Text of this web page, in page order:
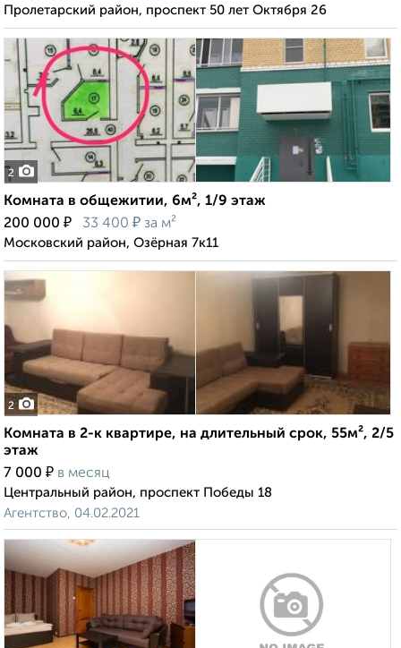
Пролетарский район, проспект 50 лет Октября 26
2
Комната в общежитии, 6м², 1/9 этаж
200 000 ₽ 33 400 ₽ за м²
Московский район, Озёрная 7к11
2
Комната в 2-к квартире, на длительный срок, 55м², 2/5
этаж
7 000 ₽ в месяц
Центральный район, проспект Победы 18
Агентство, 04.02.2021